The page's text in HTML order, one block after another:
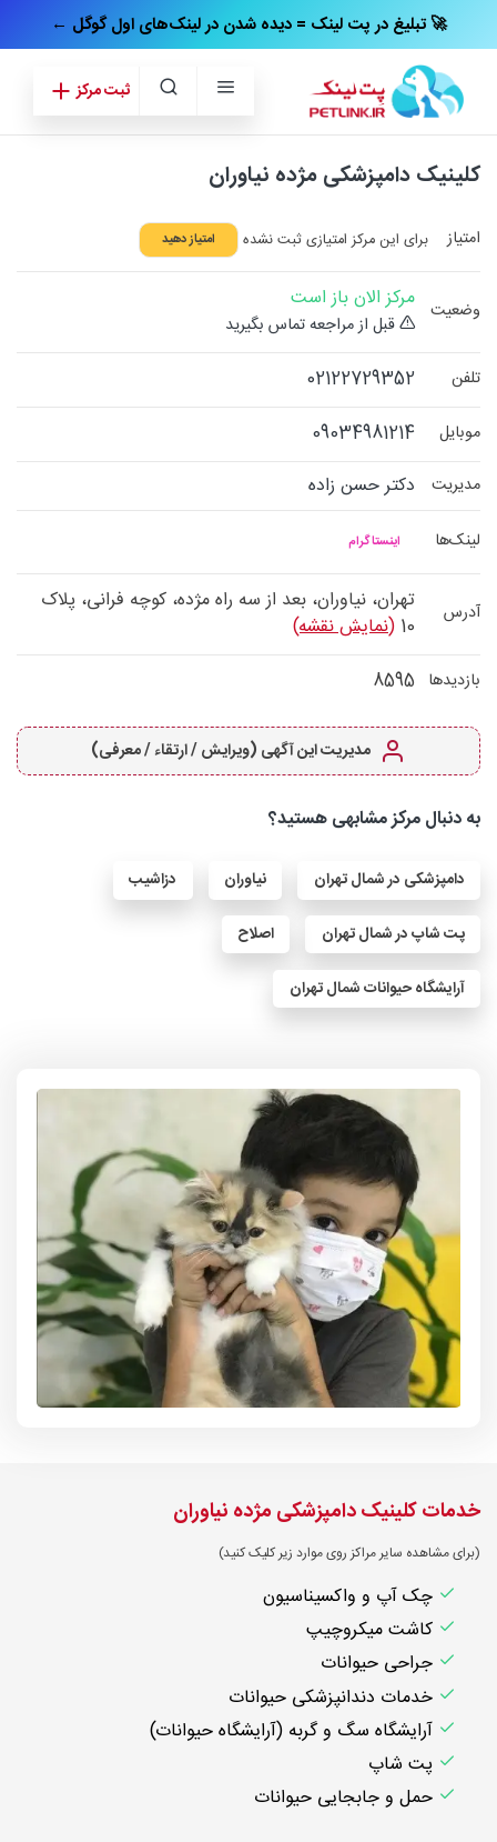
← تبلیغ در پت‌ لینک = دیده شدن در لینک‌های اول گوگل 🚀
ثبت مرکز
کلینیک دامپزشکی مژده نیاوران
امتیاز برای این مرکز امتیازی ثبت نشده امتیاز دهید
وضعیت مرکز الان باز است
قبل از مراجعه تماس بگیرید
تلفن
02122729352
موبایل 09034981214
مدیریت دکتر حسن زاده
لینک‌ها اینستاگرام
آدرس
تهران، نیاوران، بعد از سه راه مژده، کوچه فرانی، پلاک
10 (نمایش نقشه)
بازدیدها 8595
مدیریت این آگهی (ویرایش / ارتقاء / معرفی)
به دنبال مرکز مشابهی هستید؟
دامپزشکی در شمال تهران نیاوران دزاشیب
پت شاپ در شمال تهران اصلاح
آرایشگاه حیوانات شمال تهران
خدمات کلینیک دامپزشکی مژده نیاوران
(برای مشاهده سایر مراکز روی موارد زیر کلیک کنید)
چک آپ و واکسیناسیون
کاشت میکروچیپ
جراحی حیوانات
خدمات دندانپزشکی حیوانات
آرایشگاه سگ و گربه (آرایشگاه حیوانات)
پت شاپ
حمل و جابجایی حیوانات